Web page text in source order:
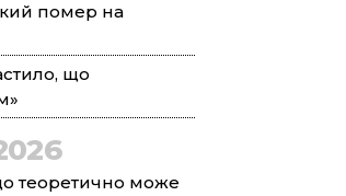
помер на
що
що теоретично може